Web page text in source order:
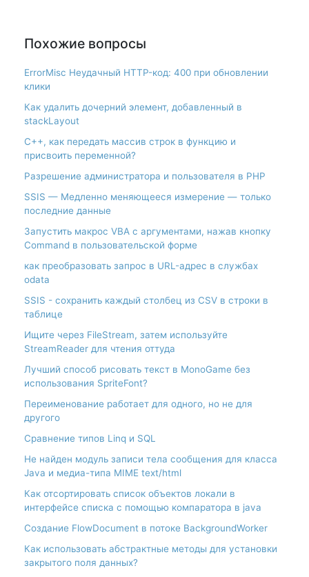
Похожие вопросы
ErrorMisc Неудачный HTTP-код: 400 при обновлении
клики
Как удалить дочерний элемент, добавленный в
stackLayout
С++, как передать массив строк в функцию и
присвоить переменной?
Разрешение администратора и пользователя в PHP
SSIS — Медленно меняющееся измерение — только
последние данные
Запустить макрос VBA с аргументами, нажав кнопку
Command в пользовательской форме
как преобразовать запрос в URL-адрес в службах
odata
SSIS - сохранить каждый столбец из CSV в строки в
таблице
Ищите через FileStream, затем используйте
StreamReader для чтения оттуда
Лучший способ рисовать текст в MonoGame без
использования SpriteFont?
Переименование работает для одного, но не для
другого
Сравнение типов Linq и SQL
Не найден модуль записи тела сообщения для класса
Java и медиа-типа MIME text/html
Как отсортировать список объектов локали в
интерфейсе списка с помощью компаратора в java
Создание FlowDocument в потоке BackgroundWorker
Как использовать абстрактные методы для установки
закрытого поля данных?